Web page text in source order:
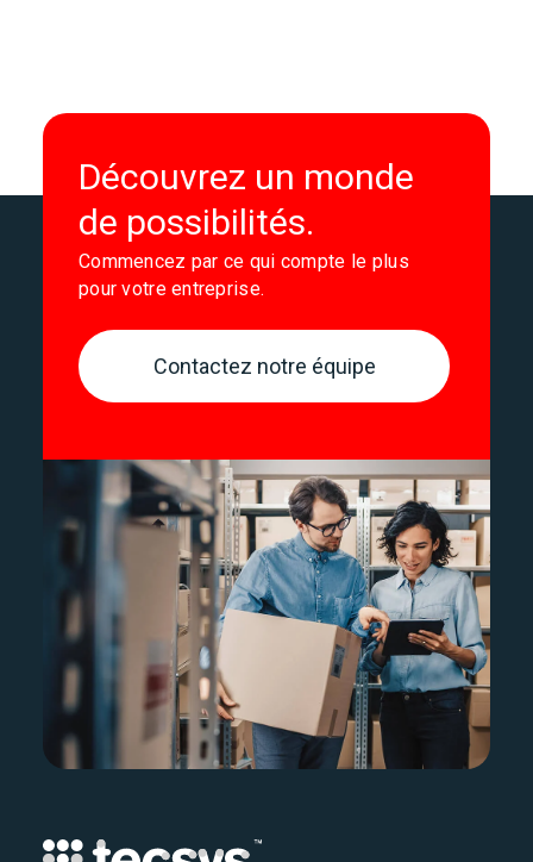
Découvrez un monde
de possibilités.
Commencez par ce qui compte le plus
pour votre entreprise.
Contactez notre équipe